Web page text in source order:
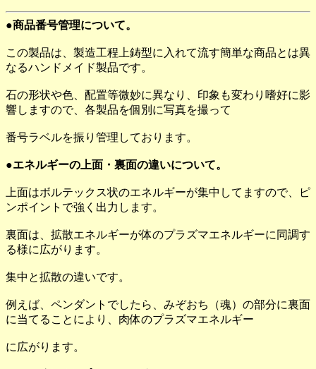
●商品番号管理について。
この製品は、製造工程上鋳型に入れて流す簡単な商品とは異
なるハンドメイド製品です。
石の形状や色、配置等微妙に異なり、印象も変わり嗜好に影
響しますので、各製品を個別に写真を撮って
番号ラベルを振り管理しております。
●エネルギーの上面・裏面の違いについて。
上面はボルテックス状のエネルギーが集中してますので、ピ
ンポイントで強く出力します。
裏面は、拡散エネルギーが体のプラズマエネルギーに同調す
る様に広がります。
集中と拡散の違いです。
例えば、ペンダントでしたら、みぞおち（魂）の部分に裏面
に当てることにより、肉体のプラズマエネルギー
に広がります。